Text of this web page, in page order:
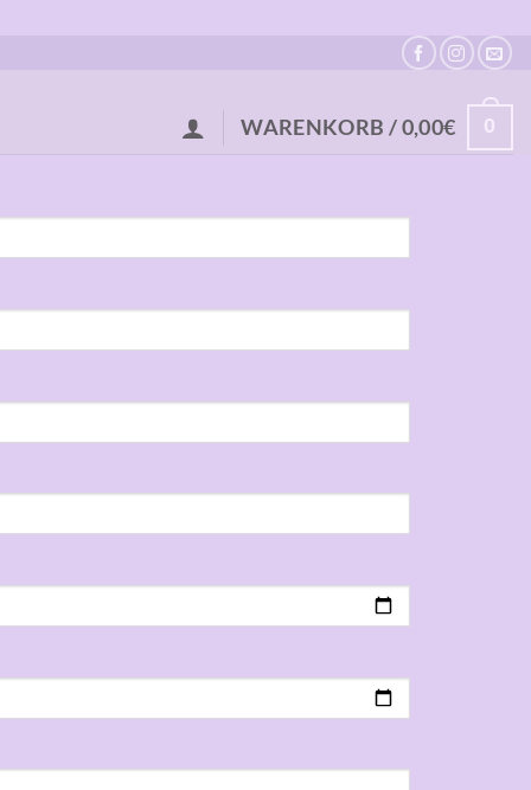
WARENKORB /0,00€ 0